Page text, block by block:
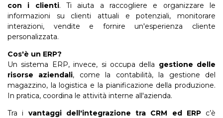
con i clienti. Ti aiuta a raccogliere e organizzare le
informazioni su clienti attuali e potenziali, monitorare
interazioni, vendite e fornire un'esperienza cliente
personalizzata.
Cos'è un ERP?
Un sistema ERP, invece, si occupa della gestione delle
risorse aziendali, come la contabilità, la gestione del
magazzino, la logistica e la pianificazione della produzione.
In pratica, coordina le attività interne all'azienda.
Tra i vantaggi dell'integrazione tra CRM ed ERPc’è